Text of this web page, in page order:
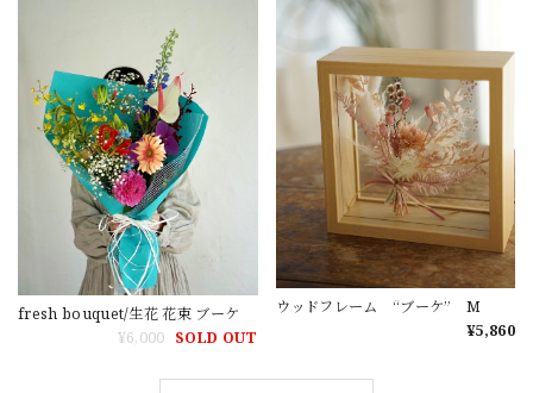
fresh bouquet/生花 花束 ブーケ
¥6,000 SOLD OUT
ウッドフレーム “ブーケ” M
¥5,860